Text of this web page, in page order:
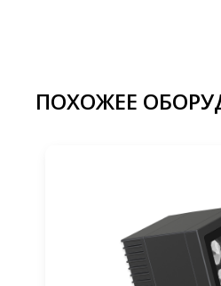
ПОХОЖЕЕ